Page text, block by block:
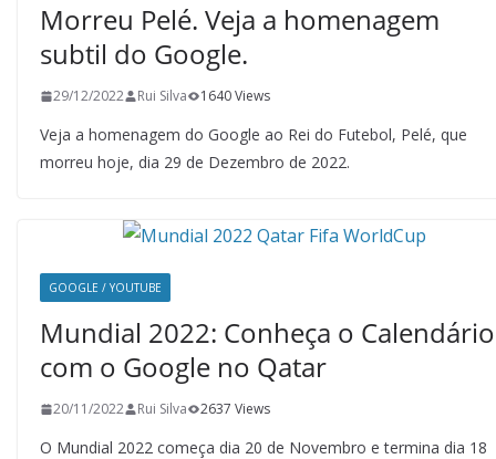
Morreu Pelé. Veja a homenagem
subtil do Google.
29/12/2022 Rui Silva 1640 Views
Veja a homenagem do Google ao Rei do Futebol, Pelé, que
morreu hoje, dia 29 de Dezembro de 2022.
GOOGLE / YOUTUBE
Mundial 2022: Conheça o Calendário
com o Google no Qatar
20/11/2022 Rui Silva 2637 Views
O Mundial 2022 começa dia 20 de Novembro e termina dia 18